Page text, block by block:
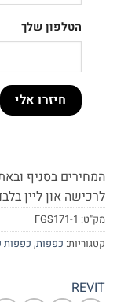
הטלפון שלך
המחירים בסניף
לרכישה און ליין
מק"ט: FGS171-1
קטגוריות: כפפות, כפפות
REVIT